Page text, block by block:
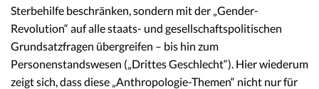
Sterbehilfe beschränken, sondern mit der „Gender-
Revolution“ auf alle staats- und gesellschaftspolitischen
Grundsatzfragen übergreifen – bis hin zum
Personenstandswesen („Drittes Geschlecht“). Hier wiederum
zeigt sich, dass diese „Anthropologie-Themen“ nicht nur für